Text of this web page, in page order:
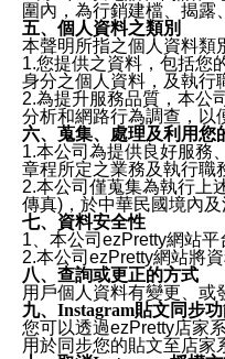
圍內，為行銷建檔、揭露
五、個人資料之類別
本聲明所指之個人資料類
1.您提供之資料，包括您
身分之個人資料，及執行
2.為提升服務品質，本公
分析和網路行為調查，以
六、蒐集、處理及利用您
1.本公司為提供良好服務
章程所定之業務及執行職
2.本公司僅蒐集為執行上
傳真)，於中華民國境內
七、資料安全性
1、本公司ezPretty網站
2.本公司ezPretty網站將
八、查詢或更正的方式
用戶個人資料有變更、或
九、Instagram貼文同步
您可以透過ezPretty店家
用於同步您的貼文至店家